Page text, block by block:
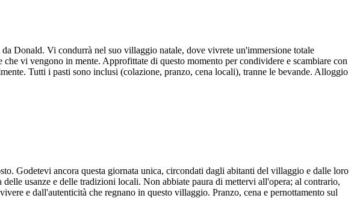
Donald. Vi condurrà nel suo villaggio natale, dove vivrete un'immersione totale
vi vengono in mente. Approfittate di questo momento per condividere e scambiare con
Tutti i pasti sono inclusi (colazione, pranzo, cena locali), tranne le bevande. Alloggio
Godetevi ancora questa giornata unica, circondati dagli abitanti del villaggio e dalle loro
usanze e delle tradizioni locali. Non abbiate paura di mettervi all'opera; al contrario,
e dall'autenticità che regnano in questo villaggio. Pranzo, cena e pernottamento sul